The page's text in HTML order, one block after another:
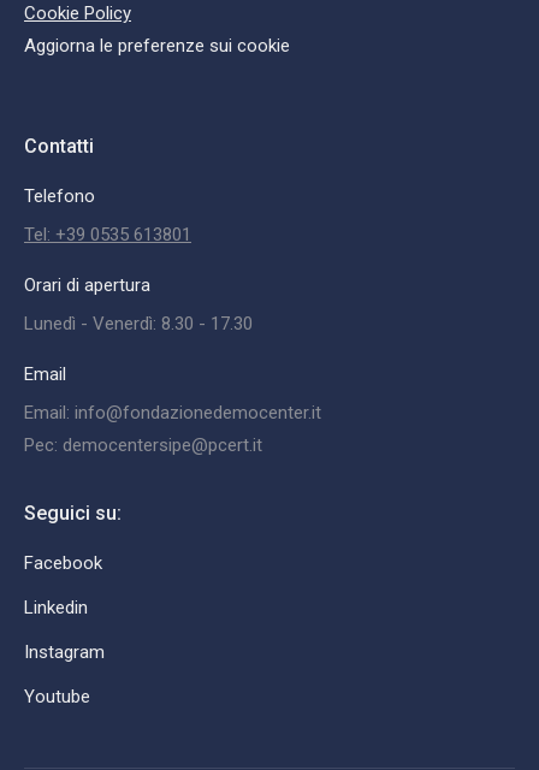
Cookie Policy
Aggiorna le preferenze sui cookie
Contatti
Telefono
Tel: +39 0535 613801
Orari di apertura
Lunedì - Venerdì: 8.30 - 17.30
Email
Email: info@fondazionedemocenter.it
Pec: democentersipe@pcert.it
Seguici su:
Facebook
Linkedin
Instagram
Youtube